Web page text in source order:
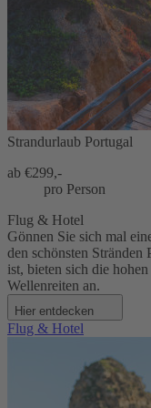
Strandurlaub Portugal
ab €299,-
pro Person
Flug & Hotel
Gönnen Sie sich mal
den schönsten
ist, bieten sich die
Wellenreiten an.
Hier entdecken
Flug & Hotel